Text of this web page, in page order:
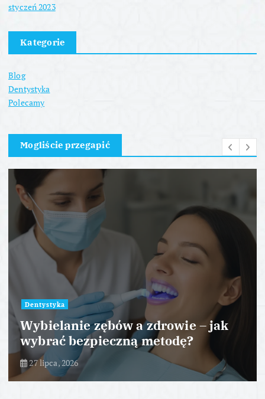
styczeń 2023
Kategorie
Blog
Dentystyka
Polecamy
Mogliście przegapić
Dentystyka
Wybielanie zębów a zdrowie – jak
wybrać bezpieczną metodę?
27 lipca, 2026